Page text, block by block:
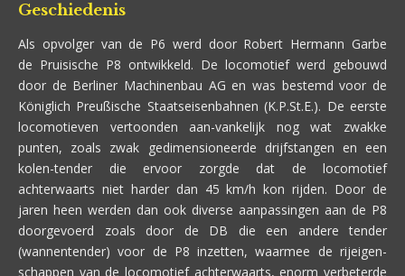
Geschiedenis
Als opvolger van de P6 werd door Robert Hermann Garbe
de Pruisische P8 ontwikkeld. De locomotief werd gebouwd
door de Berliner Machinenbau AG en was bestemd voor de
Königlich Preußische Staatseisenbahnen (K.P.St.E.). De eerste
locomotieven vertoonden aan-vankelijk nog wat zwakke
punten, zoals zwak gedimensioneerde drijfstangen en een
kolen-tender die ervoor zorgde dat de locomotief
achterwaarts niet harder dan 45 km/h kon rijden. Door de
jaren heen werden dan ook diverse aanpassingen aan de P8
doorgevoerd zoals door de DB die een andere tender
(wannentender) voor de P8 inzetten, waarmee de rijeigen-
schappen van de locomotief achterwaarts, enorm verbeterde